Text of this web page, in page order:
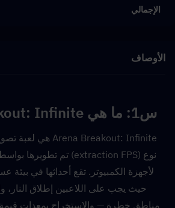
الإجمالي
الأوصاف
س1: ما هي Arena Breakout: Infinite؟